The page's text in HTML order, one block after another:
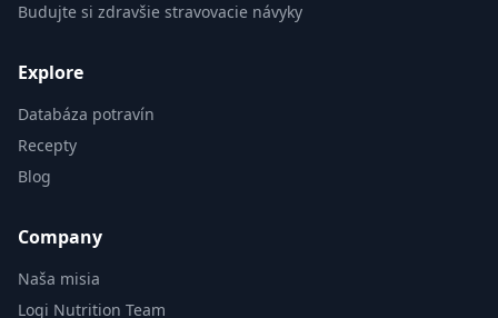
Budujte si zdravšie stravovacie návyky
Explore
Databáza potravín
Recepty
Blog
Company
Naša misia
Logi Nutrition Team